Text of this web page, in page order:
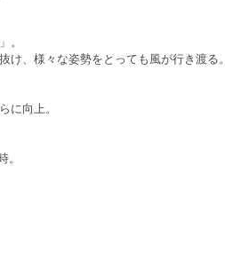
。
け、様々な姿勢をとっても風が行き渡る。
に向上。
。